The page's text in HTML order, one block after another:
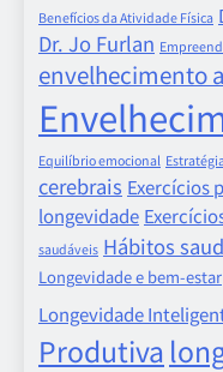
Benefícios da Atividade Física
Dr. Jo Furlan
envelhecimento
Equilíbrio emocional
cerebrais Exercícios
longevidade
saudáveis Hábitos
Longevidade e bem-estar
Longevidade
Produtiva